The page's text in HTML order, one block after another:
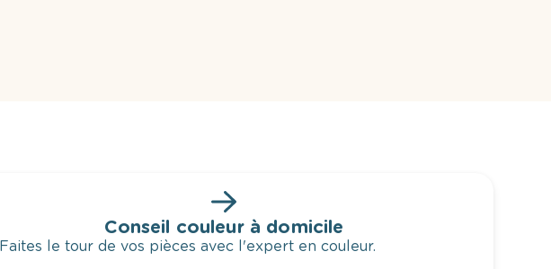
Conseil couleur à domicile
Faites le tour de vos pièces avec l'expert en couleur.